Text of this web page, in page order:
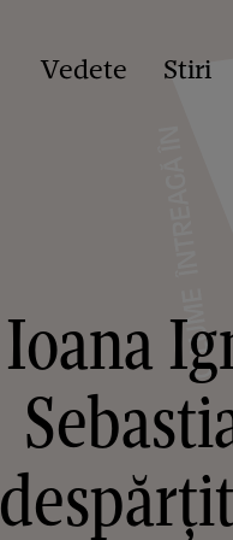
Vedete Stiri
Ioana